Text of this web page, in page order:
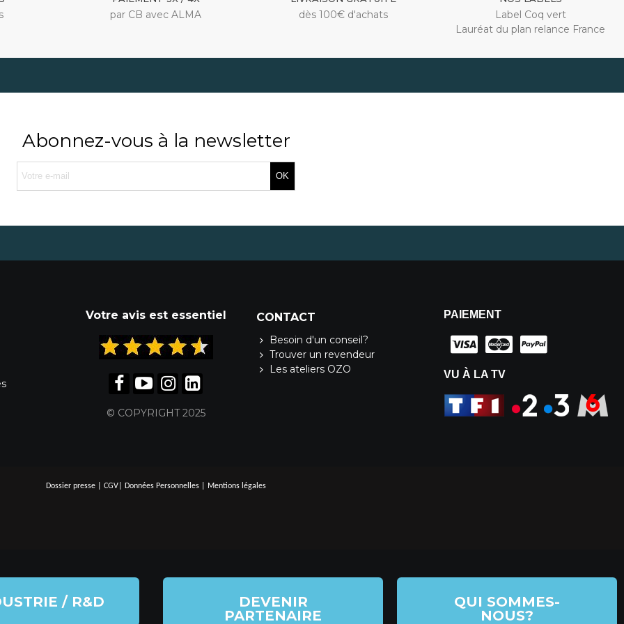
par CB avec ALMA dès 100€ d'achats
Label Coq vert
Lauréat du plan relance France
Abonnez-vous à la newsletter
OK
Votre avis est essentiel
© COPYRIGHT 2025
CONTACT
Besoin d'un conseil?
Trouver un revendeur
Les ateliers OZO
PAIEMENT
VU À LA TV
Dossier presse CGV Données Personnelles Mentions légales
/ R&D
DEVENIR
PARTENAIRE
QUI SOMMES-
NOUS?